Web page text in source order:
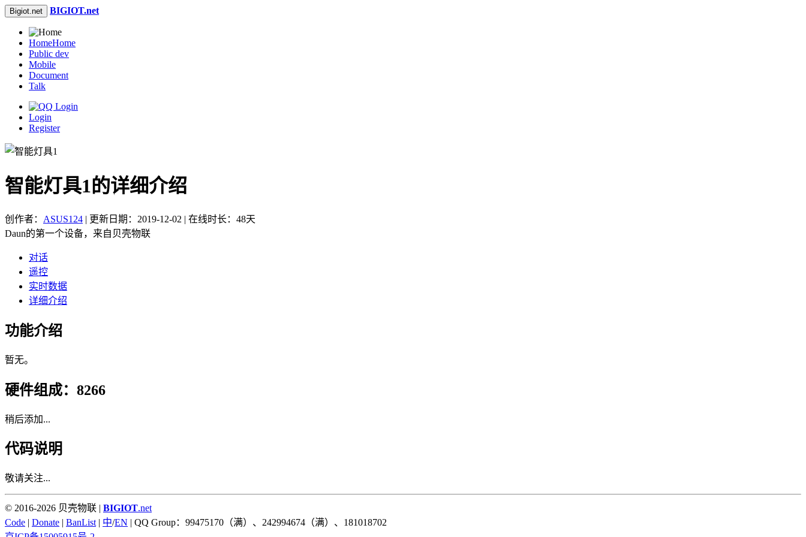
Bigiot.net BIGIOT.net
HomeHome
Public dev
Mobile
Document
Talk
Login
Register
智能灯具1的详细介绍
创作者： ASUS124 | 更新日期：2019-12-02 | 在线时长：48天
Daun的第一个设备，来自贝壳物联
对话
遥控
实时数据
详细介绍
功能介绍
暂无。
硬件组成：8266
稍后添加...
代码说明
敬请关注...
© 2016-2026 贝壳物联 | BIGIOT.net
Code | Donate | BanList | 中/EN | QQ Group：99475170（满）、242994674（满）、181018702